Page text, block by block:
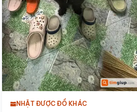
NHẶT ĐƯỢC ĐỒ KHÁC